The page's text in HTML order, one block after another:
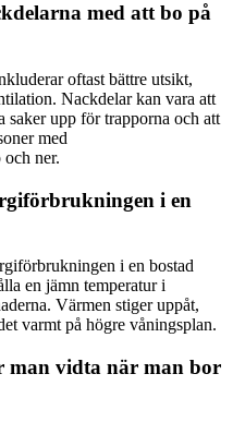
med att bo på
oftast bättre utsikt,
Nackdelar kan vara att
saker upp för trapporna och att
med
ner.
i en
i en bostad
en jämn temperatur i
Värmen stiger uppåt,
varmt på högre våningsplan.
man vidta när man bor